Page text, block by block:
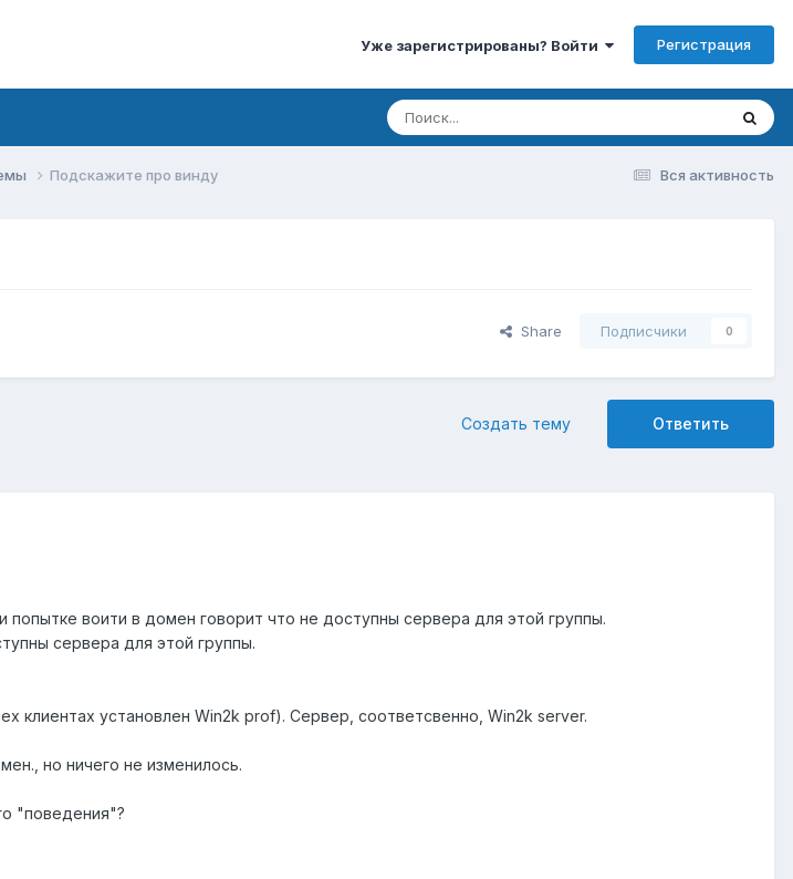
Уже зарегистрированы? Войти Регистрация
Вся активность
Подскажите про винду
Share Подписчики 0
Ответить
Создать тему
воити в домен говорит что не доступны сервера для этой группы.
сервера для этой группы.
клиентах установлен Win2k prof). Сервер, соответсвенно, Win2k server.
но ничего не изменилось.
"поведения"?